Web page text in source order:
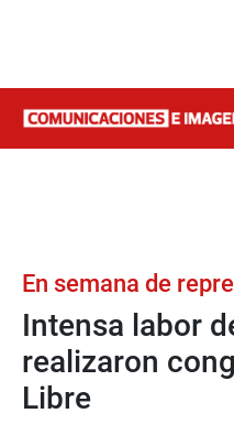
En semana de
Intensa labor
realizaron
Libre